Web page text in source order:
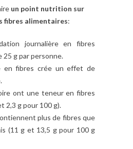
un point nutrition sur
fibres alimentaires:
journalière en fibres
25 g par personne.
en fibres crée un effet de
ont une teneur en fibres
2,3 g pour 100 g).
plus de fibres que
(11 g et 13,5 g pour 100 g